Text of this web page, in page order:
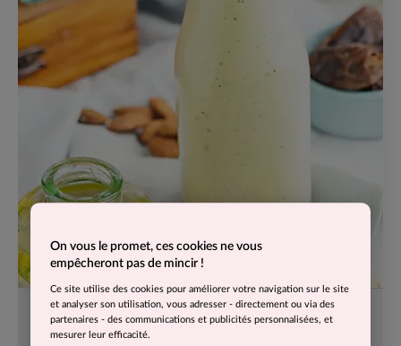
LES BONNES MATIÈRES GRASSES
QUI FONT DU BIEN
On vous le promet, ces cookies ne vous
empêcheront pas de mincir !
Ce site utilise des cookies pour améliorer votre navigation sur le site
et analyser son utilisation, vous adresser - directement ou via des
partenaires - des communications et publicités personnalisées, et
mesurer leur efficacité.